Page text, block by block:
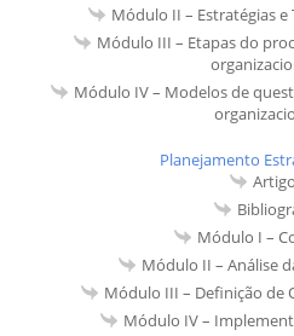
Módulo II – Estratégias e
Módulo III – Etapas do
Módulo IV – Modelos de
Planejamento
Módulo I –
Módulo II – Análise
Módulo III – Definição de
Módulo IV –